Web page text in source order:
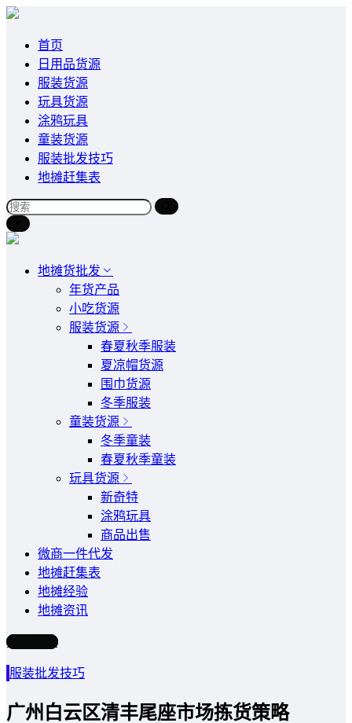
首页
日用品货源
服装货源
玩具货源
涂鸦玩具
童装货源
服装批发技巧
地摊赶集表
地摊货批发
年货产品
小吃货源
服装货源
春夏秋季服装
夏凉帽货源
围巾货源
冬季服装
童装货源
冬季童装
春夏秋季童装
玩具货源
新奇特
涂鸦玩具
商品出售
微商一件代发
地摊赶集表
地摊经验
地摊资讯
写文章
服装批发技巧
广州白云区清丰尾座市场拣货策略